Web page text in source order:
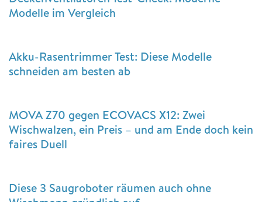
Modelle im Vergleich
Akku-Rasentrimmer Test: Diese Modelle
schneiden am besten ab
MOVA Z70 gegen ECOVACS X12: Zwei
Wischwalzen, ein Preis – und am Ende doch kein
faires Duell
Diese 3 Saugroboter räumen auch ohne